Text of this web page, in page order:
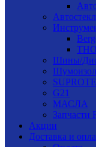
Шины/
G21
МАСЛА
Запчасти
Акции
Доставка и